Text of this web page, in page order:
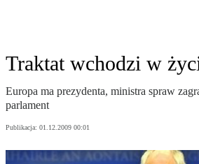
Traktat wchodzi w
Europa ma prezydenta, ministra spraw
parlament
Publikacja: 01.12.2009 00:01